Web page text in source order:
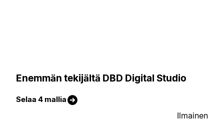
Enemmän tekijältä DBD Digital Studio
Selaa 4 mallia
Ilmainen